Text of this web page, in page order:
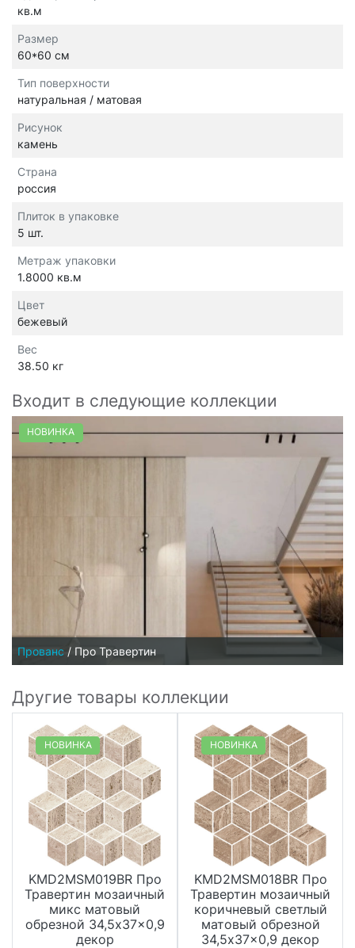
кв.м
Размер
60*60 см
Тип поверхности
натуральная / матовая
Рисунок
камень
Страна
россия
Плиток в упаковке
5 шт.
Метраж упаковки
1.8000 кв.м
Цвет
бежевый
Вес
38.50 кг
Входит в следующие коллекции
НОВИНКА
Прованс / Про Травертин
Другие товары коллекции
НОВИНКА
KMD2MSM019BR Про
Травертин мозаичный
микс матовый
обрезной 34,5x37x0,9
декор
НОВИНКА
KMD2MSM018BR Про
Травертин мозаичный
коричневый светлый
матовый обрезной
34,5x37x0,9 декор